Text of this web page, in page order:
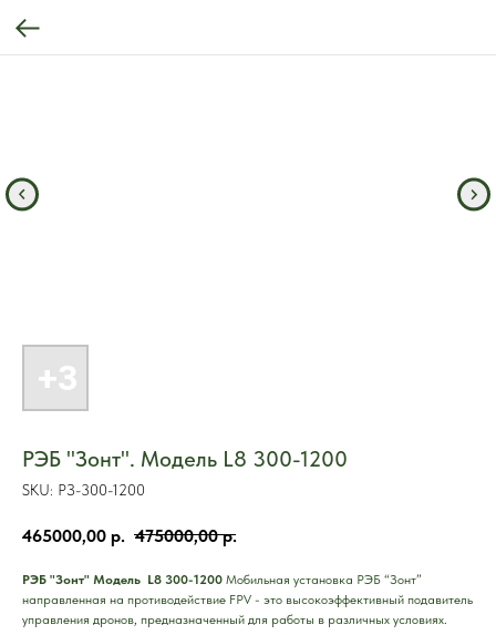
РЭБ "Зонт". Модель L8 300-1200
SKU: РЗ-300-1200
465000,00 р. 475000,00 р.
РЭБ "Зонт" Модель L8 300-1200 Мобильная установка РЭБ “Зонт”
направленная на противодействие FPV - это высокоэффективный подавитель
управления дронов, предназначенный для работы в различных условиях.